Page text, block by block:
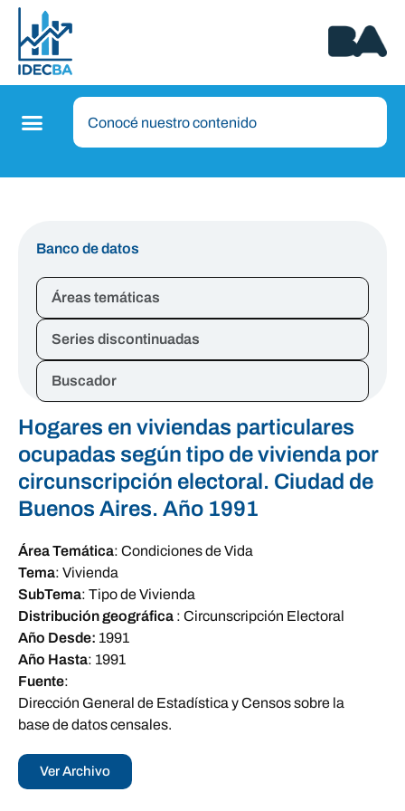
Banco de datos
Áreas temáticas
Series discontinuadas
Buscador
Hogares en viviendas particulares
ocupadas según tipo de vivienda por
circunscripción electoral. Ciudad de
Buenos Aires. Año 1991
Área Temática: Condiciones de Vida
Tema: Vivienda
SubTema: Tipo de Vivienda
Distribución geográfica : Circunscripción Electoral
Año Desde: 1991
Año Hasta: 1991
Fuente:
Dirección General de Estadística y Censos sobre la
base de datos censales.
Ver Archivo